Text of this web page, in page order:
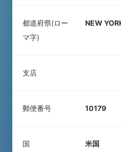
都道府県(ロー
マ字)
NEW
支店
郵便番号 10179
国 米国